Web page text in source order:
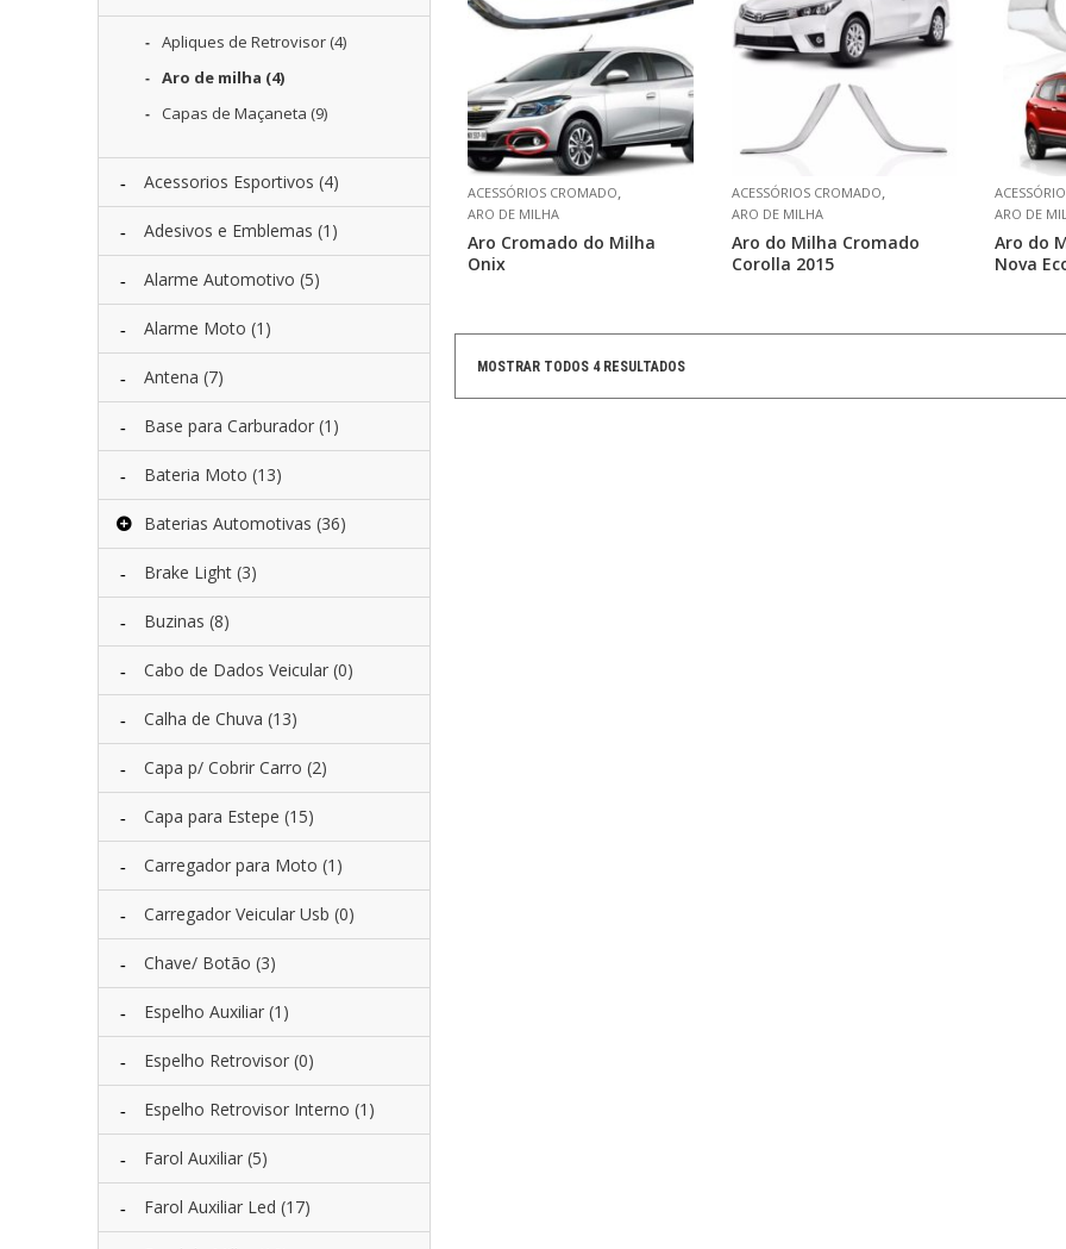
Apliques de Retrovisor (4)
Aro de milha (4)
Capas de Maçaneta (9)
Acessorios Esportivos (4)
Adesivos e Emblemas (1)
Alarme Automotivo (5)
Alarme Moto (1)
Antena (7)
Base para Carburador (1)
Bateria Moto (13)
Baterias Automotivas (36)
Brake Light (3)
Buzinas (8)
Cabo de Dados Veicular (0)
Calha de Chuva (13)
Capa p/ Cobrir Carro (2)
Capa para Estepe (15)
Carregador para Moto (1)
Carregador Veicular Usb (0)
Chave/ Botão (3)
Espelho Auxiliar (1)
Espelho Retrovisor (0)
Espelho Retrovisor Interno (1)
Farol Auxiliar (5)
Farol Auxiliar Led (17)
ACESSÓRIOS CROMADO,
ARO DE MILHA
Aro Cromado do Milha
Onix
ACESSÓRIOS CROMADO,
ARO DE MILHA
Aro do Milha Cromado
Corolla 2015
ARO DE
Aro do
Nova
MOSTRAR TODOS 4 RESULTADOS